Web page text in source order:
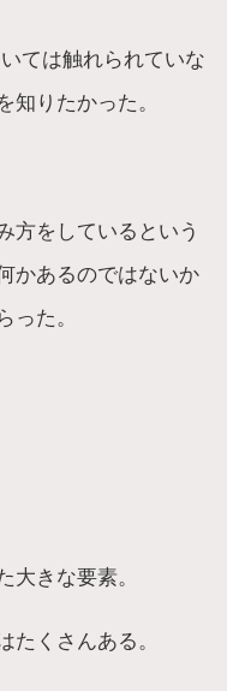
ては触れられていな
知りたかった。
方をしているという
かあるのではないか
った。
大きな要素。
たくさんある。